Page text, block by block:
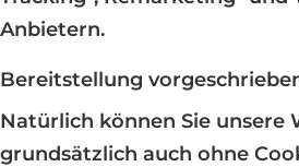
Anbietern.
Bereitstellung
Natürlich können Sie unsere
grundsätzlich auch ohne